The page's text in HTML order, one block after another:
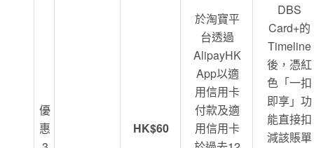
優
惠
HK$60
於淘寶平
台透過
AlipayHK
App以適
用信用卡
付款及適
用信用卡
DBS
Card+的
Timeline
後，憑紅
色「一扣
即享」功
能直接扣
減該賬單